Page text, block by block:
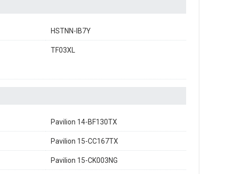
HSTNN-IB7Y
TF03XL
Pavilion 14-BF130TX
Pavilion 15-CC167TX
Pavilion 15-CK003NG